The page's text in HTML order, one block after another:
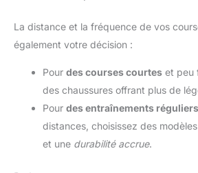
La distance et la fréquence de vos
également votre décision :
Pour des courses courtes et peu
des chaussures offrant plus de
Pour des entraînements réguliers
distances, choisissez des
et une durabilité accrue.